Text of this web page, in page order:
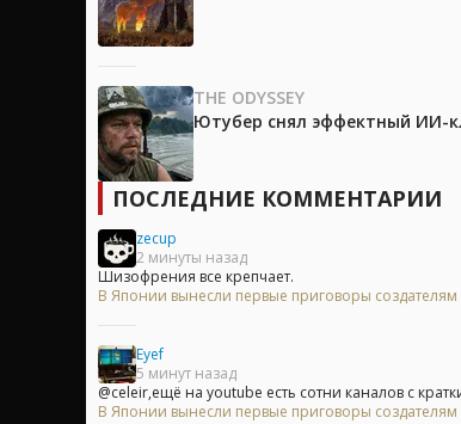
THE ODYSSEY
Ютубер снял эффектный ИИ-
ПОСЛЕДНИЕ КОММЕНТАРИИ
zecup
2 минуты назад
Шизофрения все крепчает.
В Японии вынесли первые приговоры
Eyef
5 минут назад
@celeir,ещё на youtube есть сотни каналов с
В Японии вынесли первые приговоры